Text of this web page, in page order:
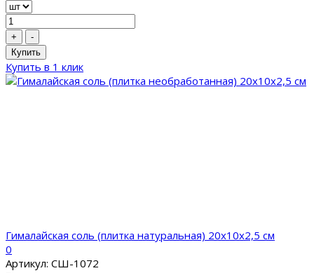
+
-
Купить
Купить в 1 клик
Гималайская соль (плитка натуральная) 20x10x2,5 см
0
Артикул: СШ-1072